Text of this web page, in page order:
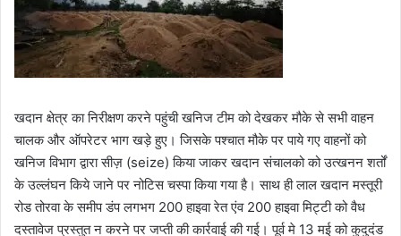
खदान क्षेत्र का निरीक्षण करने पहुंची खनिज टीम को देखकर मौके से सभी वाहन
चालक और ऑपरेटर भाग खड़े हुए। जिसके पश्चात मौके पर पाये गए वाहनों को
खनिज विभाग द्वारा सीज़ (seize) किया जाकर खदान संचालको को उत्खनन शर्तों
के उल्लंघन किये जाने पर नोटिस चस्पा किया गया है। साथ ही लाल खदान मस्तूरी
रोड तोरवा के समीप डंप लगभग 200 हाइवा रेत एंव 200 हाइवा मिट्टी को वैध
दस्तावेज प्रस्तुत न करने पर जप्ती की कार्रवाई की गई। पूर्व मे 13 मई को कुदुदंड